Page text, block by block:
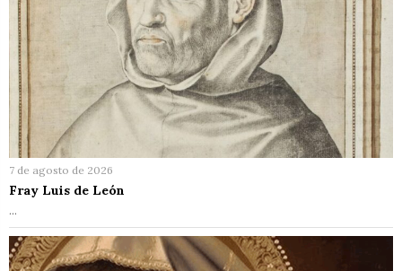
7 de agosto de 2026
Fray Luis de León
…